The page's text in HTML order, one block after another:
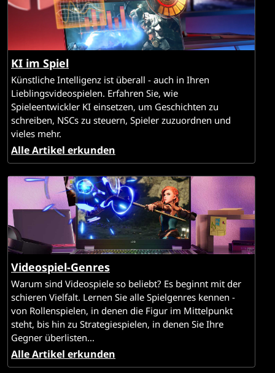
KI im Spiel
Künstliche Intelligenz ist überall - auch in Ihren
Lieblingsvideospielen. Erfahren Sie, wie
Spieleentwickler KI einsetzen, um Geschichten zu
schreiben, NSCs zu steuern, Spieler zuzuordnen und
vieles mehr.
Alle Artikel erkunden
Videospiel-Genres
Warum sind Videospiele so beliebt? Es beginnt mit der
schieren Vielfalt. Lernen Sie alle Spielgenres kennen -
von Rollenspielen, in denen die Figur im Mittelpunkt
steht, bis hin zu Strategiespielen, in denen Sie Ihre
Gegner überlisten...
Alle Artikel erkunden